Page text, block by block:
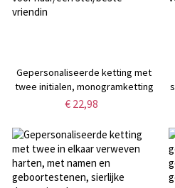
Gepersonaliseerde ketting met
twee initialen, monogramketting
van sterlingzilver 925,
voor haar/een stel/beste
vriendin
€ 22,98